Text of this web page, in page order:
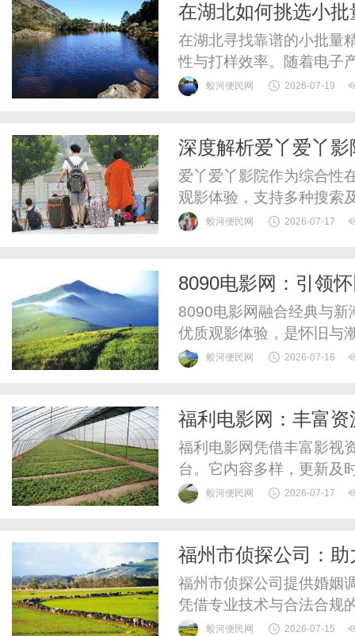
上“好空气海信造”的全球
在湖北如何挑选小
打样企业推荐
在湖北寻找靠谱的小批量
性与打样效率。随着电子
求日益迫切。这类订单不
此，本文梳理了十家在非
蛟河便民网 2026-07-19
深度解析爱丫爱丫
爱丫爱丫影院作为综合性
观影体验，支持多种搜索
权，是影迷观影首选。
蛟河便民网 2026-07-17
8090电影网：引领
8090电影网融合经典与
优质观影体验，是怀旧与
蛟河便民网 2026-07-16
福利电影网：丰富
福利电影网凭借丰富影视
台。它内容多样，更新及
保护。蛟河便民网 2026-07-17
福州市侦探公司：
福州市侦探公司提供婚姻
凭借专业技术与合法合规
益。蛟河便民网 2026-07-15